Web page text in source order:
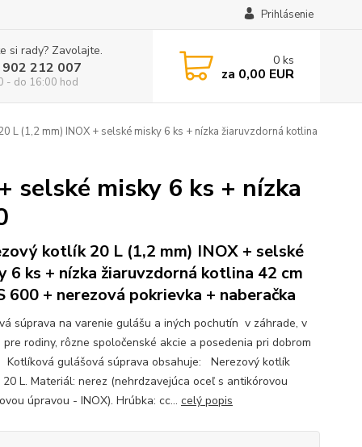
Prihlásenie
si rady? Zavolajte.
212 007
- do 16:00 hod
0 ks
za 0,00 EUR
L (1,2 mm) INOX + selské misky 6 ks + nízka žiaruvzdorná kotlina
selské misky 6 ks + nízka
kotlík 20 L (1,2 mm) INOX + selské
6 ks + nízka žiaruvzdorná kotlina 42 cm
600 + nerezová pokrievka + naberačka
súprava na varenie gulášu a iných pochutín v záhrade, v
pre rodiny, rôzne spoločenské akcie a posedenia pri dobrom
gulášová súprava obsahuje: Nerezový kotlík
20 L. Materiál: nerez (nehrdzavejúca oceľ s antikórovou
úpravou - INOX). Hrúbka: cc... celý popis